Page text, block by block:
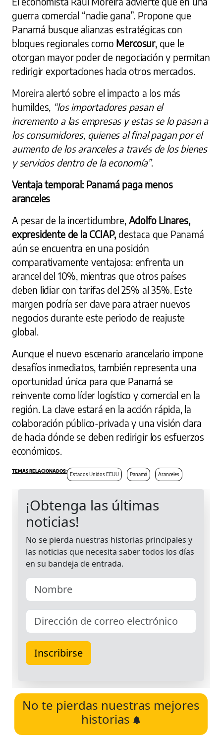
guerra comercial “nadie gana”. Propone que
Panamá busque alianzas estratégicas con
bloques regionales como Mercosur, que le
otorgan mayor poder de negociación y permitan
redirigir exportaciones hacia otros mercados.
Moreira alertó sobre el impacto a los más
humildes, “los importadores pasan el
incremento a las empresas y estas se lo pasan a
los consumidores, quienes al final pagan por el
aumento de los aranceles a través de los bienes
y servicios dentro de la economía”.
Ventaja temporal: Panamá paga menos
aranceles
A pesar de la incertidumbre, Adolfo Linares,
expresidente de la CCIAP, destaca que Panamá
aún se encuentra en una posición
comparativamente ventajosa: enfrenta un
arancel del 10%, mientras que otros países
deben lidiar con tarifas del 25% al 35%. Este
margen podría ser clave para atraer nuevos
negocios durante este periodo de reajuste
global.
Aunque el nuevo escenario arancelario impone
desafíos inmediatos, también representa una
oportunidad única para que Panamá se
reinvente como líder logístico y comercial en la
región. La clave estará en la acción rápida, la
colaboración público-privada y una visión clara
de hacia dónde se deben redirigir los esfuerzos
económicos.
Estados Unidos EEUU Panamá Aranceles
No te pierdas nuestras mejores
historias